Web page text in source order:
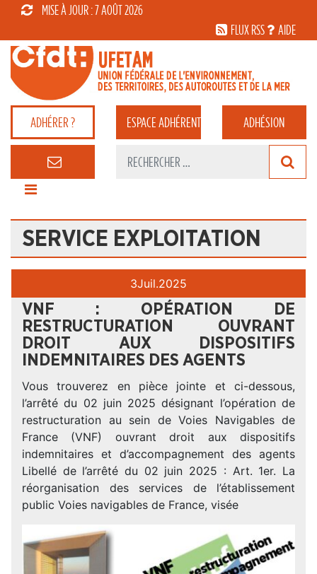
MISE À JOUR : 7 AOÛT 2026
FLUX RSS
AIDE
ADHÉRER ? ESPACEADHÉRENT ADHÉSION
SERVICE EXPLOITATION
3Juil.2025
VNF : OPÉRATION DE
RESTRUCTURATION OUVRANT
DROIT AUX DISPOSITIFS
INDEMNITAIRES DES AGENTS
Vous trouverez en pièce jointe et ci-dessous,
l’arrêté du 02 juin 2025 désignant l’opération de
restructuration au sein de Voies Navigables de
France (VNF) ouvrant droit aux dispositifs
indemnitaires et d’accompagnement des agents
Libellé de l’arrêté du 02 juin 2025 : Art. 1er. La
réorganisation des services de l’établissement
public Voies navigables de France, visée